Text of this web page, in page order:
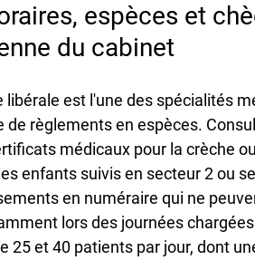
espèces et
du cabinet
libérale est l'une des spécialités
de règlements en espèces.
médicaux pour la crèche
enfants suivis en secteur 2 ou
en numéraire qui ne
lors des journées
25 et 40 patients par jour, dont